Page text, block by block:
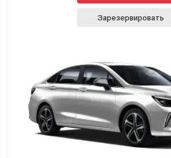
Зарезервировать